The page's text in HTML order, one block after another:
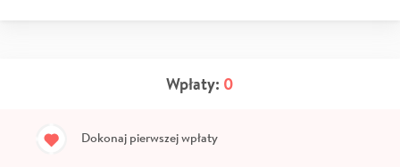
Wpłaty: 0
Dokonaj pierwszej wpłaty